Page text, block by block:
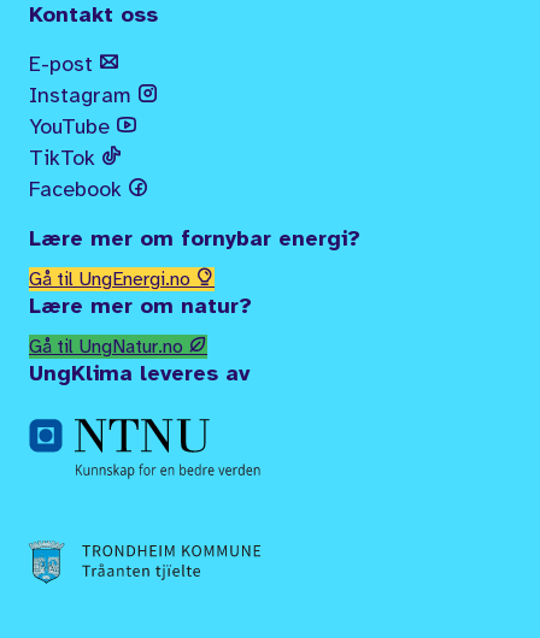
Kontakt oss
E-post
Instagram
YouTube
TikTok
Facebook
Lære mer om fornybar energi?
Gå til UngEnergi.no
Lære mer om natur?
Gå til UngNatur.no
UngKlima leveres av